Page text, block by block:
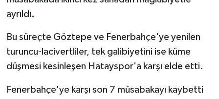
ayrıldı.
Bu süreçte Göztepe ve Fenerbahçe'ye yenilen
turuncu-lacivertliler, tek galibiyetini ise küme
düşmesi kesinleşen Hatayspor'a karşı elde etti.
Fenerbahçe'ye karşı son 7 müsabakayı kaybetti